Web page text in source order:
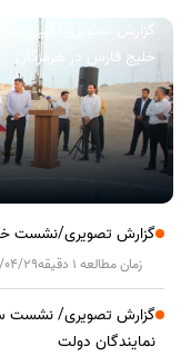
خلیج فارس در هرمزگان
گزارش تصویری/نشست
زمان مطالعه 1 دقیقه 04/29
گزارش تصویری/ نشست
نمایندگان دولت